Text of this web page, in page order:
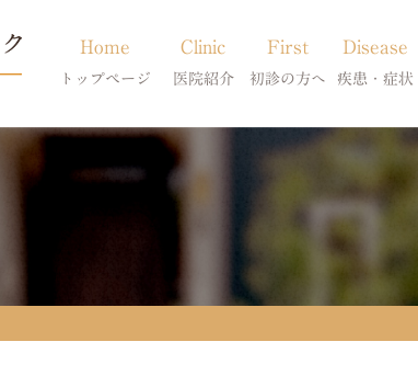
Home
トップページ
Clinic
医院紹介
当院のご紹介
First
初診の方へ
Disease
疾患・症状
アトピー・アレル
膿皮症・脂漏症
脱毛症・アロペシ
皮
ス